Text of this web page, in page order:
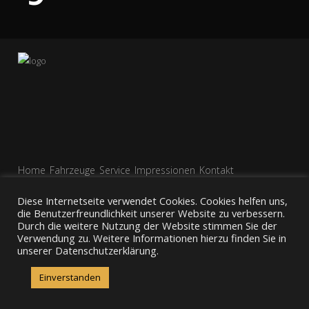
Home Fahrzeuge Service Impressionen Kontakt
Diese Internetseite verwendet Cookies. Cookies helfen uns,
die Benutzerfreundlichkeit unserer Website zu verbessern.
Durch die weitere Nutzung der Website stimmen Sie der
Verwendung zu. Weitere Informationen hierzu finden Sie in
unserer Datenschutzerklärung.
Einverstanden